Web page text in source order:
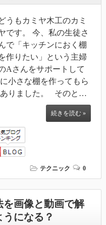
うもカミヤ木工のカミ
です。 今、私の生徒さ
で「キッチンにおく棚
作りたい」という主婦
Aさんをサポートして
小さな棚を作ってもら
ありました。 そのと…
続きを読む »
テクニック 0
を画像と動画で解
になる？